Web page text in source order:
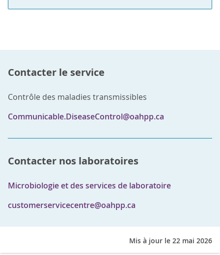
Contacter le service
Contrôle des maladies transmissibles
Communicable.DiseaseControl@oahpp.ca
Contacter nos laboratoires
Microbiologie et des services de laboratoire
customerservicecentre@oahpp.ca
Mis à jour le 22 mai 2026